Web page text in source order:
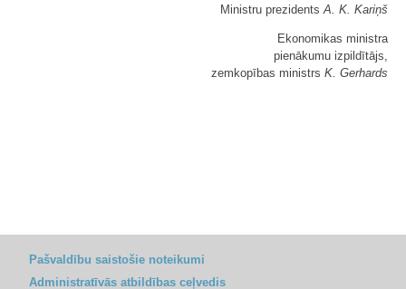
Ministru prezidents A. K. Kariņš
Ekonomikas ministra
pienākumu izpildītājs,
zemkopības ministrs K. Gerhards
Pašvaldību saistošie noteikumi
Administratīvās atbildības ceļvedis